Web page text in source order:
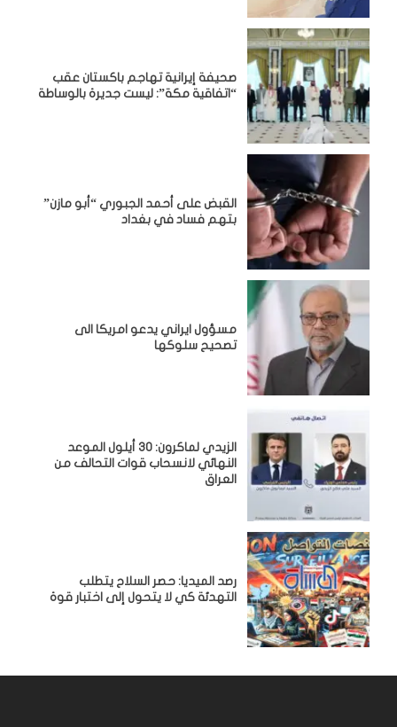
صحيفة إيرانية تهاجم باكستان عقب
“اتفاقية مكة”: ليست جديرة بالوساطة
القبض على أحمد الجبوري “أبو مازن”
بتهم فساد في بغداد
مسؤول ايراني يدعو امريكا الى
تصحيح سلوكها
الزيدي لماكرون: 30 أيلول الموعد
النهائي لانسحاب قوات التحالف من
العراق
رصد الميديا: حصر السلاح يتطلب
التهدئة كي لا يتحول إلى اختبار قوة